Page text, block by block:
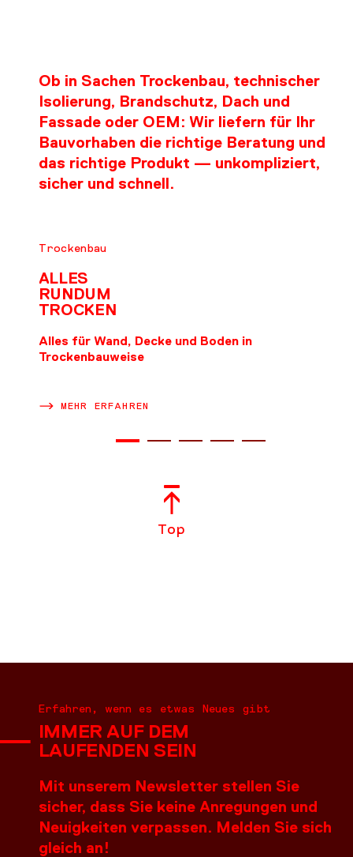
Ob in Sachen Trockenbau, technischer
Isolierung, Brandschutz, Dach und
Fassade oder OEM: Wir liefern für Ihr
Bauvorhaben die richtige Beratung und
das richtige Produkt — unkompliziert,
sicher und schnell.
Trockenbau
ALLES
RUNDUM
TROCKEN
Alles für Wand, Decke und Boden in
Trockenbauweise
MEHR ERFAHREN
Top
Erfahren, wenn es etwas Neues gibt
IMMER AUF DEM
LAUFENDEN SEIN
Mit unserem Newsletter stellen Sie
sicher, dass Sie keine Anregungen und
Neuigkeiten verpassen. Melden Sie sich
gleich an!